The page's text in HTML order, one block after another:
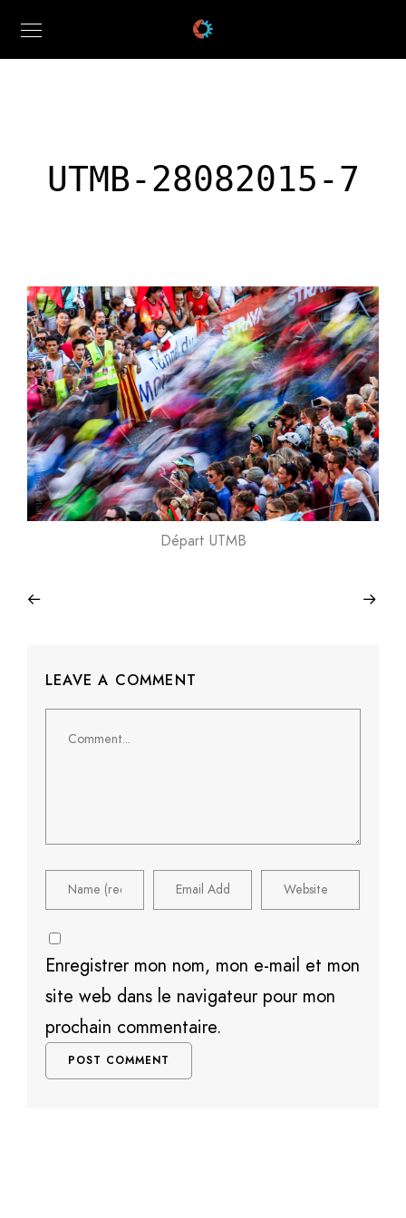
UTMB-28082015-7
Départ UTMB
LEAVE A COMMENT
Enregistrer mon nom, mon e-mail et mon
site web dans le navigateur pour mon
prochain commentaire.